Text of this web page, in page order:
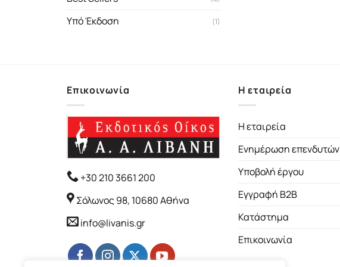
Υπό Έκδοση (1)
Επικοινωνία
+30 210 3661 200
Σόλωνος 98, 10680 Αθήνα
info@livanis.gr
Η εταιρεία
Η εταιρεία
Ενημέρωση επενδυτών
Υποβολή έργου
Εγγραφή B2B
Κατάστημα
Επικοινωνία